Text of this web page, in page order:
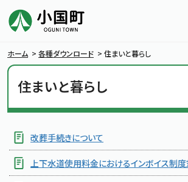
暮らしの情報
行政情報
ホーム > 各種ダウンロード > 住まいと暮らし
住まいと暮らし
改葬手続きについて
上下水道使用料金におけるインボイス制